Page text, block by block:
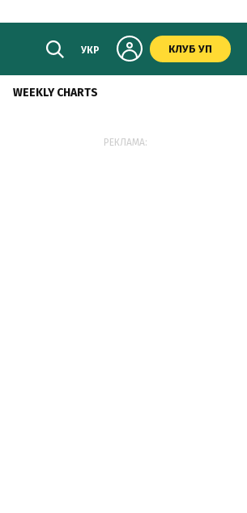
УКР КЛУБ УП
WEEKLY CHARTS
РЕКЛАМА: